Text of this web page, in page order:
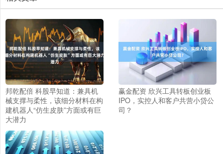
邦乾配倍 科股早知道：兼具机
械支撑与柔性，该细分材料在构
建机器人“仿生皮肤”方面或有巨
大潜力
赢金配资 欣兴工具转板创业板
IPO，实控人和客户共营小贷公
司？